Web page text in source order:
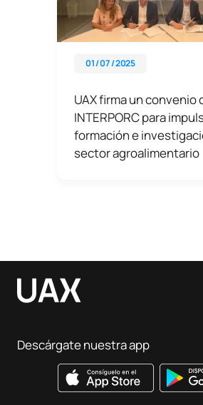
01 / 07 / 2025
UAX firma un convenio
INTERPORC para
formación e
sector agroalimentario
Descárgate nuestra app